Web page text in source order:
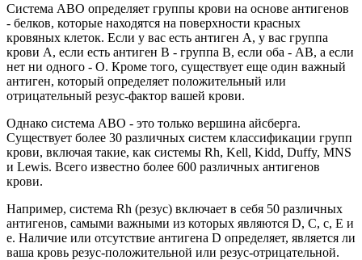
Система ABO определяет группы крови на основе антигенов
- белков, которые находятся на поверхности красных
кровяных клеток. Если у вас есть антиген A, у вас группа
крови A, если есть антиген B - группа B, если оба - AB, а если
нет ни одного - O. Кроме того, существует еще один важный
антиген, который определяет положительный или
отрицательный резус-фактор вашей крови.
Однако система ABO - это только вершина айсберга.
Существует более 30 различных систем классификации групп
крови, включая такие, как системы Rh, Kell, Kidd, Duffy, MNS
и Lewis. Всего известно более 600 различных антигенов
крови.
Например, система Rh (резус) включает в себя 50 различных
антигенов, самыми важными из которых являются D, C, c, E и
e. Наличие или отсутствие антигена D определяет, является ли
ваша кровь резус-положительной или резус-отрицательной.